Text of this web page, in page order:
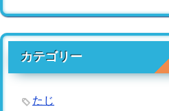
カテゴリー
たじ